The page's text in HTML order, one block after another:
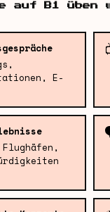
auf B1 üben
E-